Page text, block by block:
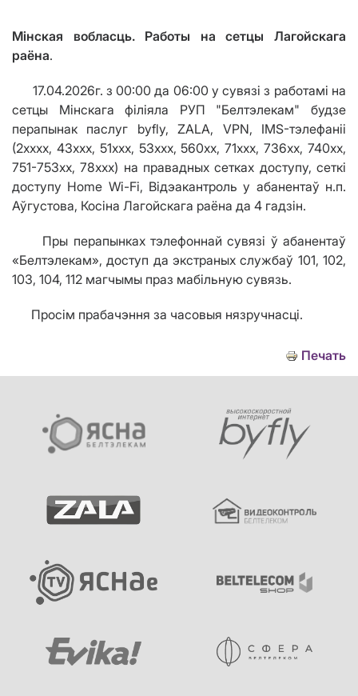
Мінская вобласць. Работы на сетцы Лагойскага
раёна.
17.04.2026г. з 00:00 да 06:00 у сувязі з работамі на
сетцы Мінскага філіяла РУП "Белтэлекам" будзе
перапынак паслуг byfly, ZALA, VPN, IMS-тэлефаніі
(2хххх, 43ххх, 51ххх, 53ххх, 560хх, 71ххх, 736хх, 740хх,
751-753хх, 78ххх) на правадных сетках доступу, сеткі
доступу Home Wi-Fi, Відэакантроль у абанентаў н.п.
Аўгустова, Косіна Лагойскага раёна да 4 гадзін.
Пры перапынках тэлефоннай сувязі ў абанентаў
«Белтэлекам», доступ да экстраных службаў 101, 102,
103, 104, 112 магчымы праз мабільную сувязь.
Просім прабачэння за часовыя нязручнасці.
Печать